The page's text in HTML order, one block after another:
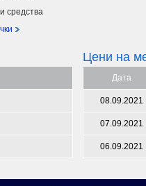
средства
Цени на
Дата
08.09.2021
07.09.2021
06.09.2021